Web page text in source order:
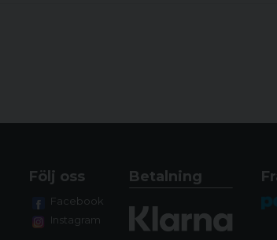
Centrumrörets
Längd: 313 mm
Vikt: 940g
Följ oss
Facebook
Instagram
Betalning